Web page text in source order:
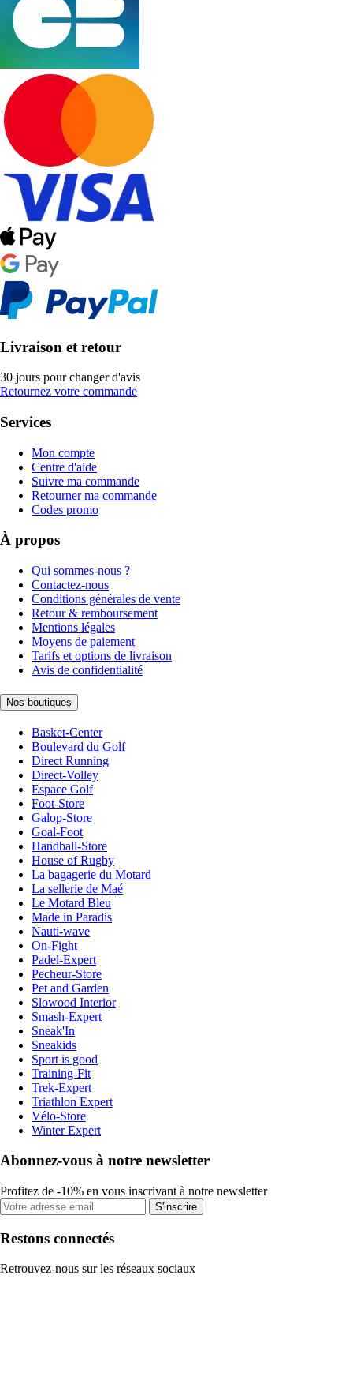
Livraison et retour
30 jours pour changer d'avis
Retournez votre commande
Services
Mon compte
Centre d'aide
Suivre ma commande
Retourner ma commande
Codes promo
À propos
Qui sommes-nous ?
Contactez-nous
Conditions générales de vente
Retour & remboursement
Mentions légales
Moyens de paiement
Tarifs et options de livraison
Avis de confidentialité
Nos boutiques
Basket-Center
Boulevard du Golf
Direct Running
Direct-Volley
Espace Golf
Foot-Store
Galop-Store
Goal-Foot
Handball-Store
House of Rugby
La bagagerie du Motard
La sellerie de Maé
Le Motard Bleu
Made in Paradis
Nauti-wave
On-Fight
Padel-Expert
Pecheur-Store
Pet and Garden
Slowood Interior
Smash-Expert
Sneak'In
Sneakids
Sport is good
Training-Fit
Trek-Expert
Triathlon Expert
Vélo-Store
Winter Expert
Abonnez-vous à notre newsletter
Profitez de -10% en vous inscrivant à notre newsletter
S'inscrire
Restons connectés
Retrouvez-nous sur les réseaux sociaux